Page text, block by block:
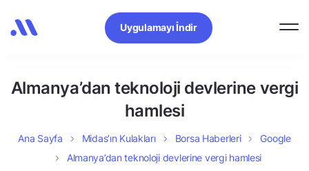
Uygulamayı İndir
Almanya’dan teknoloji devlerine vergi
hamlesi
Ana Sayfa Midas’ın Kulakları Borsa Haberleri
Google
Almanya’dan teknoloji devlerine vergi hamlesi